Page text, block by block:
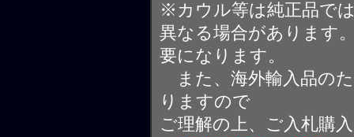
※カウル等は純正品で
異なる場合があります
要になります。
また、海外輸入品の
りますので
ご理解の上、ご入札購